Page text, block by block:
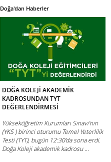
Doğa'dan Haberler
DOĞA KOLEJİ AKADEMİK
KADROSUNDAN TYT
DEĞERLENDİRMESİ
Yükseköğretim Kurumları Sınavı’nın
(YKS ) birinci oturumu Temel Yeterlilik
Testi (TYT), bugün 12:30’da sona erdi.
Doğa Koleji akademik kadrosu ...